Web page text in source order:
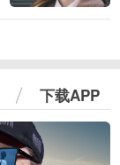
下载APP